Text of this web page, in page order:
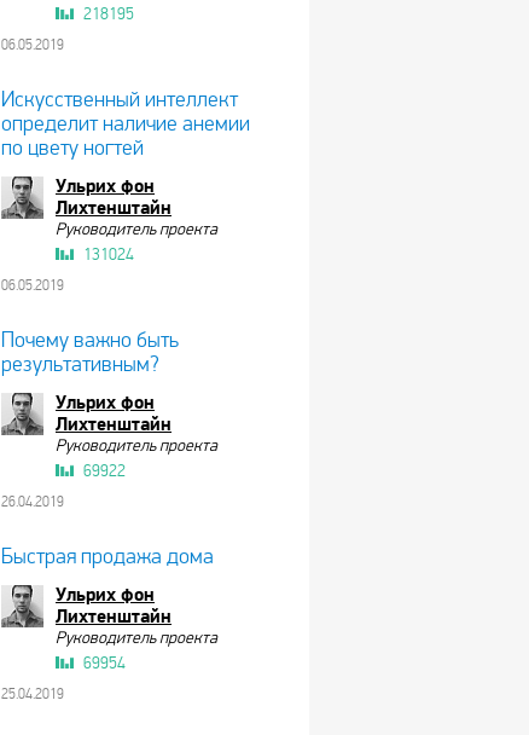
218195
06.05.2019
Искусственный интеллект
определит наличие анемии
по цвету ногтей
Ульрих фон
Лихтенштайн
Руководитель проекта
131024
06.05.2019
Почему важно быть
результативным?
Ульрих фон
Лихтенштайн
Руководитель проекта
69922
26.04.2019
Быстрая продажа дома
Ульрих фон
Лихтенштайн
Руководитель проекта
69954
25.04.2019